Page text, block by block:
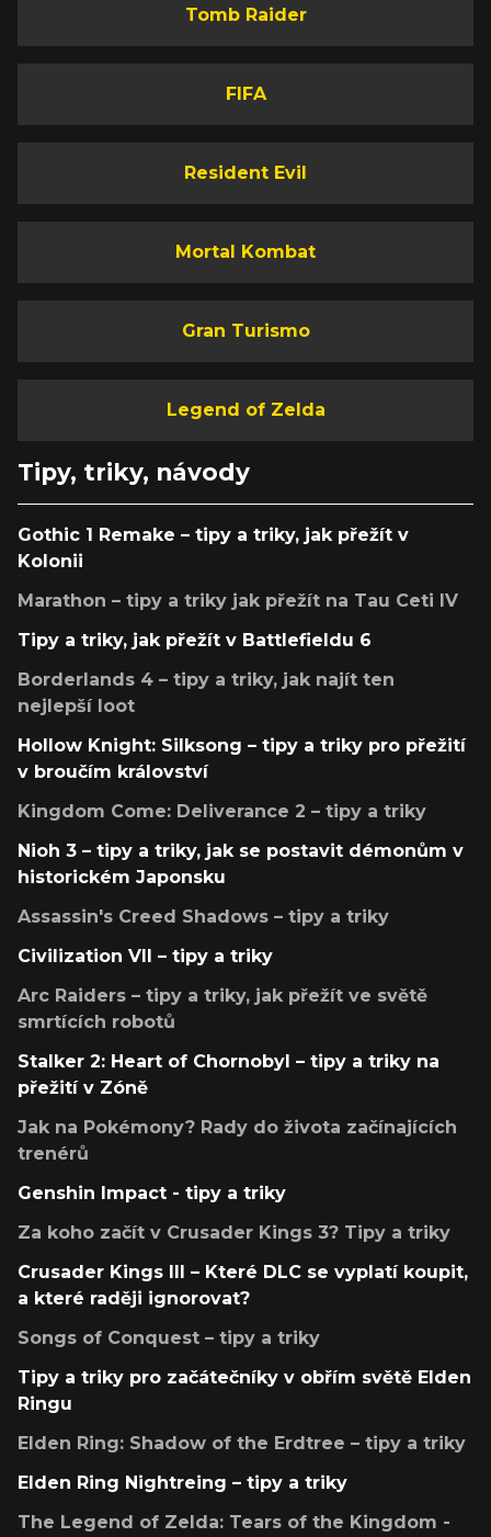
Tomb Raider
FIFA
Resident Evil
Mortal Kombat
Gran Turismo
Legend of Zelda
Tipy, triky, návody
Gothic 1 Remake – tipy a triky, jak přežít v
Kolonii
Marathon – tipy a triky jak přežít na Tau Ceti IV
Tipy a triky, jak přežít v Battlefieldu 6
Borderlands 4 – tipy a triky, jak najít ten
nejlepší loot
Hollow Knight: Silksong – tipy a triky pro přežití
v broučím království
Kingdom Come: Deliverance 2 – tipy a triky
Nioh 3 – tipy a triky, jak se postavit démonům v
historickém Japonsku
Assassin's Creed Shadows – tipy a triky
Civilization VII – tipy a triky
Arc Raiders – tipy a triky, jak přežít ve světě
smrtících robotů
Stalker 2: Heart of Chornobyl – tipy a triky na
přežití v Zóně
Jak na Pokémony? Rady do života začínajících
trenérů
Genshin Impact - tipy a triky
Za koho začít v Crusader Kings 3? Tipy a triky
Crusader Kings III – Které DLC se vyplatí koupit,
a které raději ignorovat?
Songs of Conquest – tipy a triky
Tipy a triky pro začátečníky v obřím světě Elden
Ringu
Elden Ring: Shadow of the Erdtree – tipy a triky
Elden Ring Nightreing – tipy a triky
The Legend of Zelda: Tears of the Kingdom -